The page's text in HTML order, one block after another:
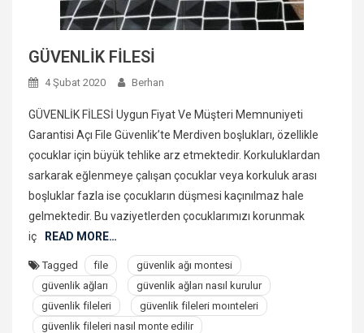
GÜVENLİK FİLESİ
4 Şubat 2020 Berhan
GÜVENLİK FİLESİ Uygun Fiyat Ve Müşteri Memnuniyeti
Garantisi Açı File Güvenlik’te Merdiven boşlukları, özellikle
çocuklar için büyük tehlike arz etmektedir. Korkuluklardan
sarkarak eğlenmeye çalışan çocuklar veya korkuluk arası
boşluklar fazla ise çocukların düşmesi kaçınılmaz hale
gelmektedir. Bu vaziyetlerden çocuklarımızı korunmak
iç
READ MORE…
Tagged file
güvenlik ağı montesi
güvenlik ağları
güvenlik ağları nasıl kurulur
güvenlik fileleri
güvenlik fileleri moınteleri
güvenlik fileleri nasıl monte edilir